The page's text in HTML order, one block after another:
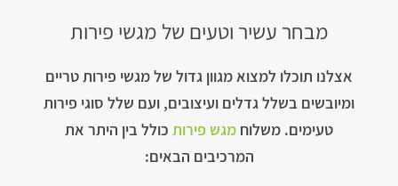
מבחר עשיר וטעים של מגשי פירות
אצלנו תוכלו למצוא מגוון גדול של מגשי פירות טריים
ומיובשים בשלל גדלים ועיצובים, ועם שלל סוגי פירות
טעימים. משלוח מגש פירות כולל בין היתר את
המרכיבים הבאים: